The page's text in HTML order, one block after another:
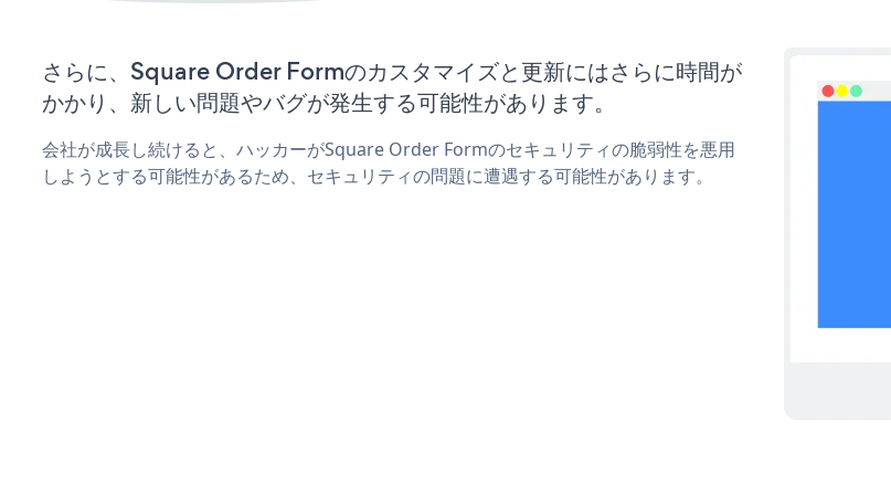
さらに、Square Order Formのカスタマイズと更新にはさらに時間が
かかり、新しい問題やバグが発生する可能性があります。
会社が成長し続けると、ハッカーがSquare Order Formのセキュリティの脆弱性を悪用
しようとする可能性があるため、セキュリティの問題に遭遇する可能性があります。